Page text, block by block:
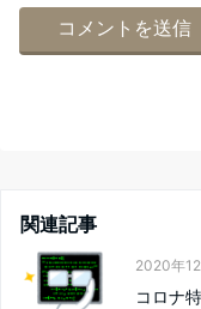
関連記事
2020年
コロナ